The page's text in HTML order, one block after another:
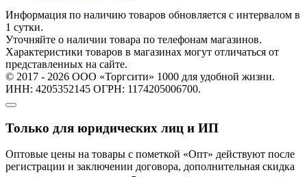
Информация по наличию товаров обновляется с интервалом в
1 сутки.
Уточняйте о наличии товара по телефонам магазинов.
Характеристики товаров в магазинах могут отличаться от
представленных на сайте.
© 2017 - 2026 ООО «Торгсити» 1000 для удобной жизни.
ИНН: 4205352145 ОГРН: 1174205006700.
Только для юридических лиц и ИП
Оптовые цены на товары с пометкой «Опт» действуют после
регистрации и заключении договора, дополнительная скидка